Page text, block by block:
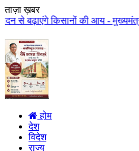
ताज़ा ख़बर
की आय - मुख्यमंत्री डॉ. यादव कृषि
होम
देश
विदेश
राज्य